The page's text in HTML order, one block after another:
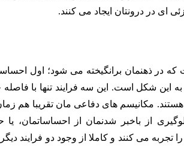
ای در درونتان ایجاد می کنند.
در ذهنمان برانگیخته می شود؛ اول
این شکل است. این سه فرایند تنها با فاصله
مکانیسم های دفاعی مان تقریبا هم
از باخبر شدنمان از احساساتمان، یا
می کنند و کاملا از وجود دو فرایند